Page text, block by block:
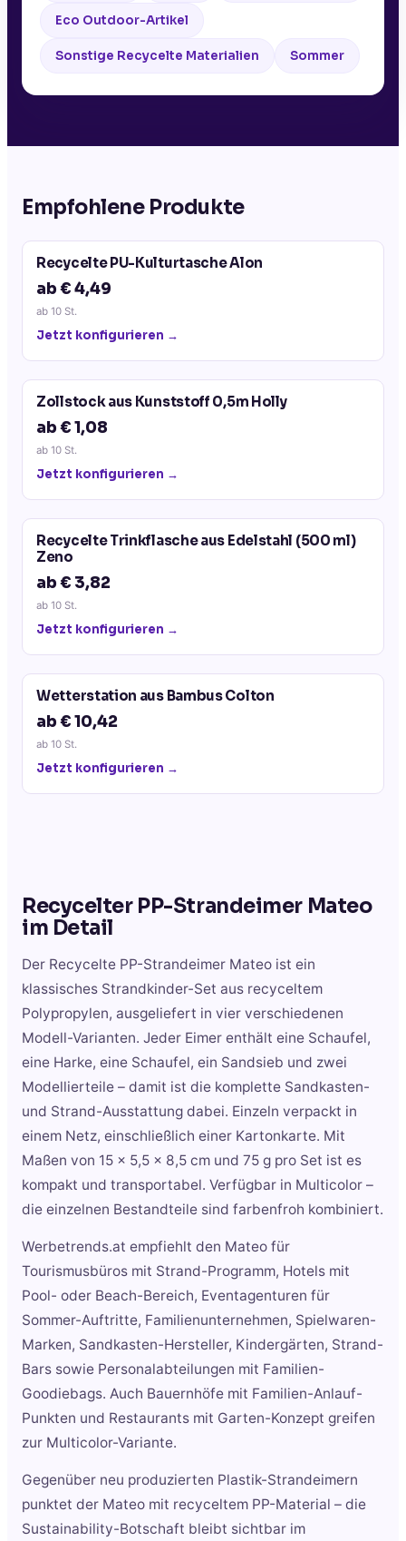
Eco Outdoor-Artikel
Sonstige Recycelte Materialien Sommer
Empfohlene Produkte
Recycelte PU-Kulturtasche Alon
ab € 4,49
ab 10 St.
Jetzt konfigurieren →
Zollstock aus Kunststoff 0,5m Holly
ab € 1,08
ab 10 St.
Jetzt konfigurieren →
Recycelte Trinkflasche aus Edelstahl (500 ml)
Zeno
ab € 3,82
ab 10 St.
Jetzt konfigurieren →
Wetterstation aus Bambus Colton
ab € 10,42
ab 10 St.
Jetzt konfigurieren →
Recycelter PP-Strandeimer Mateo
im Detail
Der Recycelte PP-Strandeimer Mateo ist ein
klassisches Strandkinder-Set aus recyceltem
Polypropylen, ausgeliefert in vier verschiedenen
Modell-Varianten. Jeder Eimer enthält eine Schaufel,
eine Harke, eine Schaufel, ein Sandsieb und zwei
Modellierteile – damit ist die komplette Sandkasten-
und Strand-Ausstattung dabei. Einzeln verpackt in
einem Netz, einschließlich einer Kartonkarte. Mit
Maßen von 15 x 5,5 x 8,5 cm und 75 g pro Set ist es
kompakt und transportabel. Verfügbar in Multicolor –
die einzelnen Bestandteile sind farbenfroh kombiniert.
Werbetrends.at empfiehlt den Mateo für
Tourismusbüros mit Strand-Programm, Hotels mit
Pool- oder Beach-Bereich, Eventagenturen für
Sommer-Auftritte, Familienunternehmen, Spielwaren-
Marken, Sandkasten-Hersteller, Kindergärten, Strand-
Bars sowie Personalabteilungen mit Familien-
Goodiebags. Auch Bauernhöfe mit Familien-Anlauf-
Punkten und Restaurants mit Garten-Konzept greifen
zur Multicolor-Variante.
Gegenüber neu produzierten Plastik-Strandeimern
punktet der Mateo mit recyceltem PP-Material – die
Sustainability-Botschaft bleibt sichtbar im